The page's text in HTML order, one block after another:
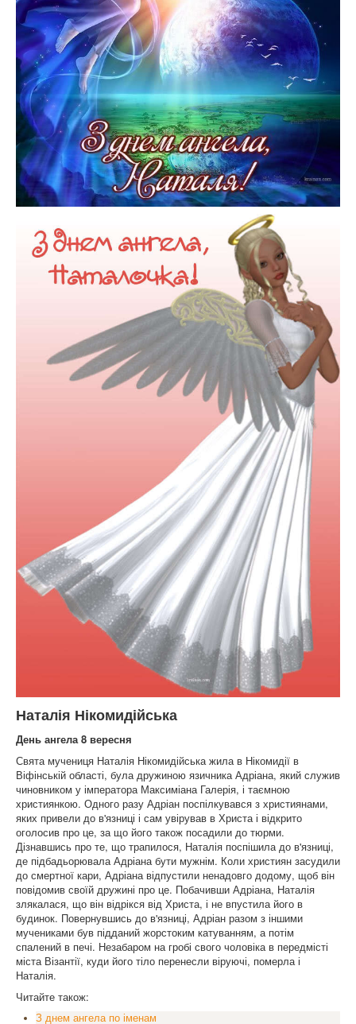
Наталія Нікомидійська
День ангела 8 вересня
Свята мучениця Наталія Нікомидійська жила в Нікомидії в
Віфінській області, була дружиною язичника Адріана, який служив
чиновником у імператора Максиміана Галерія, і таємною
християнкою. Одного разу Адріан поспілкувався з християнами,
яких привели до в'язниці і сам увірував в Христа і відкрито
оголосив про це, за що його також посадили до тюрми.
Дізнавшись про те, що трапилося, Наталія поспішила до в'язниці,
де підбадьорювала Адріана бути мужнім. Коли християн засудили
до смертної кари, Адріана відпустили ненадовго додому, щоб він
повідомив своїй дружині про це. Побачивши Адріана, Наталія
злякалася, що він відрікся від Христа, і не впустила його в
будинок. Повернувшись до в'язниці, Адріан разом з іншими
мучениками був підданий жорстоким катуванням, а потім
спалений в печі. Незабаром на гробі свого чоловіка в передмісті
міста Візантії, куди його тіло перенесли віруючі, померла і
Наталія.
Читайте також:
З днем ангела по іменам